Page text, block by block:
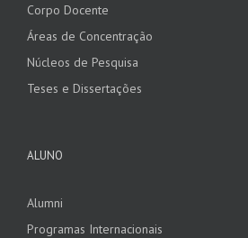
Corpo Docente
Áreas de Concentração
Núcleos de Pesquisa
Teses e Dissertações
ALUNO
Alumni
Programas Internacionais